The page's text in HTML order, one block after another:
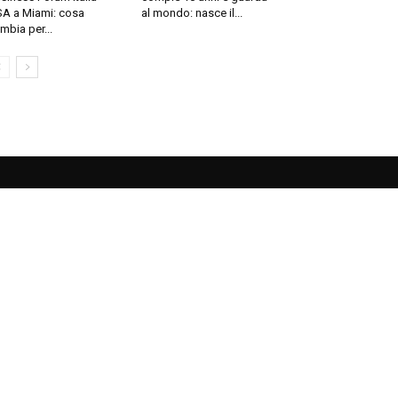
a Miami: cosa
per...
al mondo: nasce il...